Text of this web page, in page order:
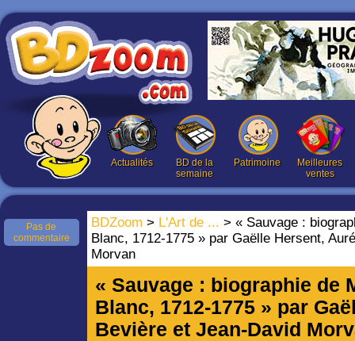
Actualités
BD de la
semaine
Patrimoine
Meilleures
ventes
BDZoom > L'Art de ... > « Sauvage :
Blanc, 1712-1775 » par Gaëlle Hersent,
Morvan
Pas de
commentaire
« Sauvage : biographie de
Blanc, 1712-1775 » par
Bevière et Jean-David